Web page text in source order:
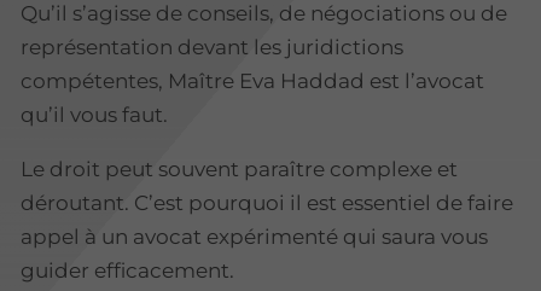
Qu’il s’agisse de conseils, de négociations ou de
représentation devant les juridictions
compétentes, Maître Eva Haddad est l’avocat
qu’il vous faut.
Le droit peut souvent paraître complexe et
déroutant. C’est pourquoi il est essentiel de faire
appel à un avocat expérimenté qui saura vous
guider efficacement.